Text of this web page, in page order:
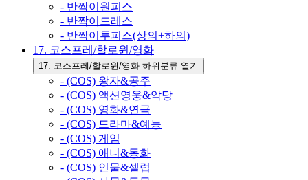
- 반짝이원피스
- 반짝이드레스
- 반짝이투피스(상의+하의)
17. 코스프레/할로윈/영화
17. 코스프레/할로윈/영화 하위분류 열기
- (COS) 왕자&공주
- (COS) 액션영웅&악당
- (COS) 영화&연극
- (COS) 드라마&예능
- (COS) 게임
- (COS) 애니&동화
- (COS) 인물&셀럽